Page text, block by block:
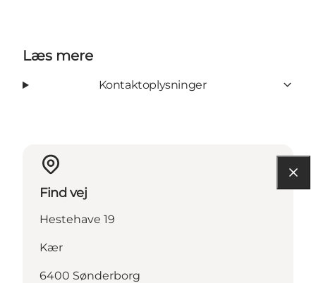
Læs mere
Kontaktoplysninger
Find vej
Hestehave 19
Kær
6400 Sønderborg